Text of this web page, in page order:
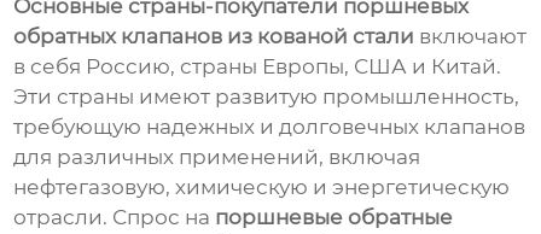
Основные страны-покупатели поршневых
обратных клапанов из кованой стали включают
в себя Россию, страны Европы, США и Китай.
Эти страны имеют развитую промышленность,
требующую надежных и долговечных клапанов
для различных применений, включая
нефтегазовую, химическую и энергетическую
отрасли. Спрос на поршневые обратные